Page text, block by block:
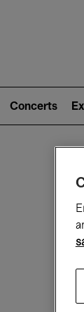
Concerts